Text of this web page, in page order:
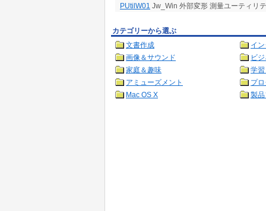
PUtilW01 Jw_Win 外部変形 測量ユーティリ
カテゴリーから選ぶ
文書作成
イ
画像＆サウンド
ビ
家庭＆趣味
学
アミューズメント
プ
Mac OS X
製